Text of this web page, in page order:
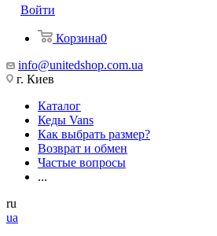
Войти
Корзина0
info@unitedshop.com.ua
г. Киев
Каталог
Кеды Vans
Как выбрать размер?
Возврат и обмен
Частые вопросы
...
ru
ua